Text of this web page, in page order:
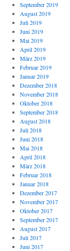
September 2019
August 2019
Juli 2019
Juni 2019
Mai 2019
April 2019
März 2019
Februar 2019
Januar 2019
Dezember 2018
November 2018
Oktober 2018
September 2018
August 2018
Juli 2018
Juni 2018
Mai 2018
April 2018
März 2018
Februar 2018
Januar 2018
Dezember 2017
November 2017
Oktober 2017
September 2017
August 2017
Juli 2017
Juni 2017